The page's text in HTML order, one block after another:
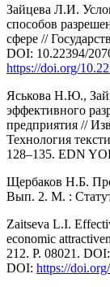
Зайцева Л.И.
способов
сфере //
DOI: 10.22394/
https://doi.org/
Яськова Н.Ю.,
эффективного
предприятия //
Технология
128–135. EDN
Щербаков Н.Б.
Вып. 2. М. :
Zaitseva L.I.
economic
212. Р. 08021.
DOI: https://